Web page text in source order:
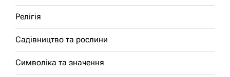
Релігія
Садівництво та рослини
Символіка та значення